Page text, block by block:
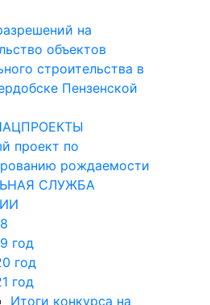
на
объектов
строительства в
Пензенской
проект по
рождаемости
СЛУЖБА
год
год
год
Итоги конкурса на